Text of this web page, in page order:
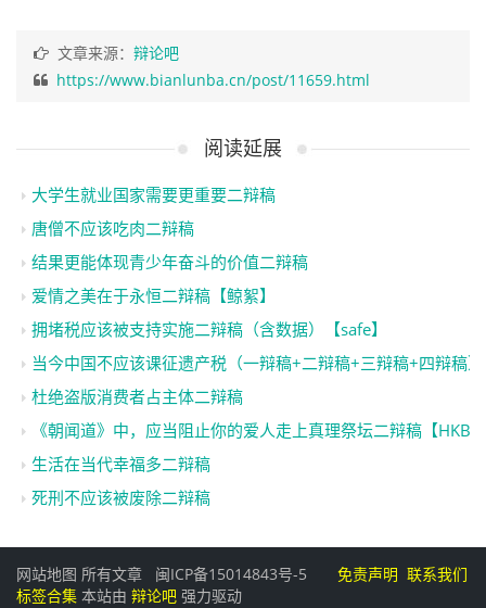
文章来源： 辩论吧
https://www.bianlunba.cn/post/11659.html
阅读延展
大学生就业国家需要更重要二辩稿
唐僧不应该吃肉二辩稿
结果更能体现青少年奋斗的价值二辩稿
爱情之美在于永恒二辩稿【鲸絮】
拥堵税应该被支持实施二辩稿（含数据）【safe】
当今中国不应该课征遗产税（一辩稿+二辩稿+三辩稿+四辩稿
杜绝盗版消费者占主体二辩稿
《朝闻道》中，应当阻止你的爱人走上真理祭坛二辩稿【HKB】
生活在当代幸福多二辩稿
死刑不应该被废除二辩稿
网站地图 所有文章 闽ICP备15014843号-5 免责声明 联系我们
标签合集 本站由 辩论吧 强力驱动